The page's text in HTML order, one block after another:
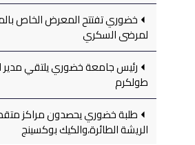
خضوري تفتتح المعرض الخاص
لمرضى السكري
رئيس جامعة خضوري يلتقي مدير
طولكرم
طلبة خضوري يحصدون مراكز
الريشة الطائرة،والكيك بوكسينج